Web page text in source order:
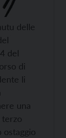
delle
del
di
li
una
terzo